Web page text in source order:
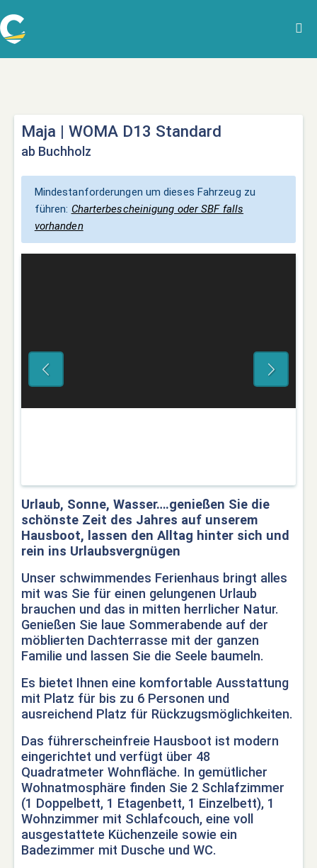
Maja | WOMA D13 Standard
ab Buchholz
Mindestanforderungen um dieses Fahrzeug zu
führen: Charterbescheinigung oder SBF falls
vorhanden
Urlaub, Sonne, Wasser….genießen Sie die
schönste Zeit des Jahres auf unserem
Hausboot, lassen den Alltag hinter sich und
rein ins Urlaubsvergnügen
Unser schwimmendes Ferienhaus bringt alles
mit was Sie für einen gelungenen Urlaub
brauchen und das in mitten herrlicher Natur.
Genießen Sie laue Sommerabende auf der
möblierten Dachterrasse mit der ganzen
Familie und lassen Sie die Seele baumeln.
Es bietet Ihnen eine komfortable Ausstattung
mit Platz für bis zu 6 Personen und
ausreichend Platz für Rückzugsmöglichkeiten.
Das führerscheinfreie Hausboot ist modern
eingerichtet und verfügt über 48
Quadratmeter Wohnfläche. In gemütlicher
Wohnatmosphäre finden Sie 2 Schlafzimmer
(1 Doppelbett, 1 Etagenbett, 1 Einzelbett), 1
Wohnzimmer mit Schlafcouch, eine voll
ausgestattete Küchenzeile sowie ein
Badezimmer mit Dusche und WC.